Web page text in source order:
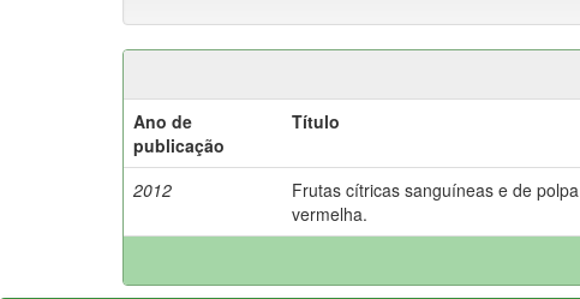
Ano de
publicação
Título
2012
Frutas cítricas sanguíneas e de polpa
vermelha.